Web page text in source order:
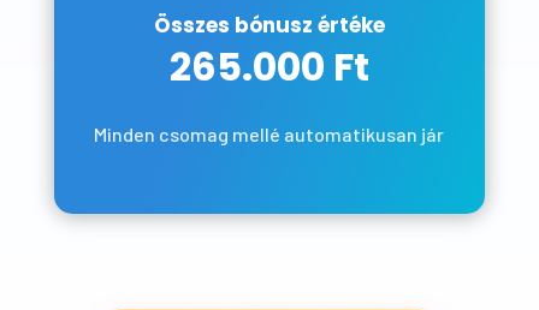
Összes bónusz értéke
265.000 Ft
Minden csomag mellé automatikusan jár